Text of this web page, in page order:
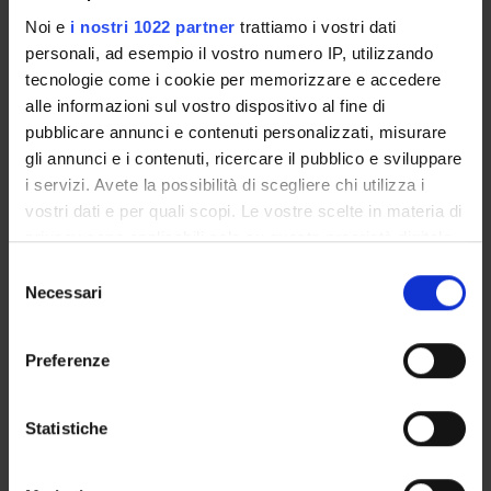
Noi e i nostri 1022 partner trattiamo i vostri dati
personali, ad esempio il vostro numero IP, utilizzando
tecnologie come i cookie per memorizzare e accedere
alle informazioni sul vostro dispositivo al fine di
pubblicare annunci e contenuti personalizzati, misurare
gli annunci e i contenuti, ricercare il pubblico e sviluppare
i servizi. Avete la possibilità di scegliere chi utilizza i
vostri dati e per quali scopi. Le vostre scelte in materia di
privacy sono applicabili solo su questa proprietà digitale
modificare o revocare il proprio consenso in qualsiasi
momento dalla Dichiarazione sui cookie o facendo clic
raccogliere informazioni sulla tua posizione
geografica, con un'approssimazione di qualche
delNecessari
Preferenze
Statistiche
Salvatore Monaco
crediti
2
Settore disciplinare
MED/26 - NEUROLOGIA
Lingua di erogazione
Italiano
Periodo
Orario lezioni
LEZIONI 2° SEMESTRE